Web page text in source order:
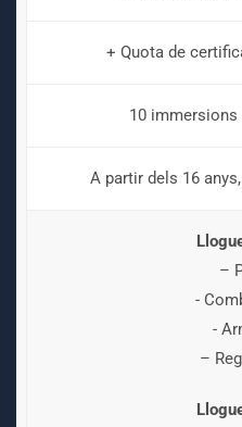
+ Quota de
10
A partir dels 16
–
-
-
–